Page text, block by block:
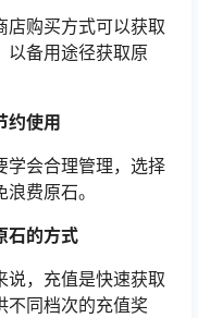
店购买方式可以获取
以备用途径获取原
约使用
学会合理管理，选择
费原石。
石的方式
说，充值是快速获取
不同档次的充值奖